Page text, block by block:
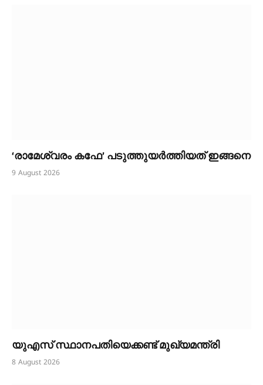
‘രാമേശ്വരം കഫേ’ പടുത്തുയർത്തിയത് ഇങ്ങനെ
9 August 2026
യുഎസ് സ്ഥാനപതിയെക്കണ്ട് മുഖ്യമന്ത്രി
8 August 2026